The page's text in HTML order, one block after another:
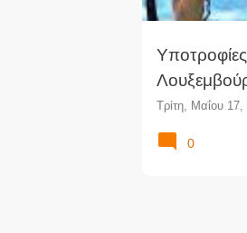
Τρίτη, Μαΐου 17,
0